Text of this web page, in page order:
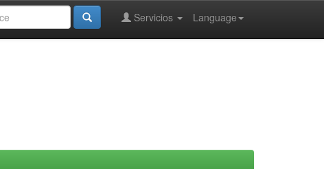
Language
Servicios